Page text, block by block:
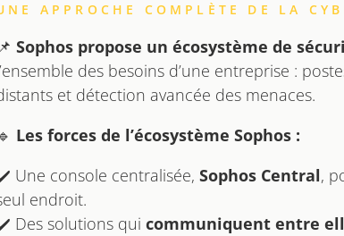
APPROCHE COMPLÈTE DE LA
Sophos propose un écosystème de
des besoins d’une entreprise :
et détection avancée des menaces.
Les forces de l’écosystème Sophos :
Une console centralisée, Sophos Central,
endroit.
Des solutions qui communiquent entre